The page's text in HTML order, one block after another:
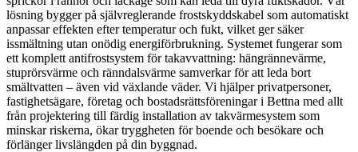
lösning bygger på självreglerande frostskyddskabel som automatiskt
anpassar effekten efter temperatur och fukt, vilket ger säker
issmältning utan onödig energiförbrukning. Systemet fungerar som
ett komplett antifrostsystem för takavvattning: hängrännevärme,
stuprörsvärme och ränndalsvärme samverkar för att leda bort
smältvatten – även vid växlande väder. Vi hjälper privatpersoner,
fastighetsägare, företag och bostadsrättsföreningar i Bettna med allt
från projektering till färdig installation av takvärmesystem som
minskar riskerna, ökar tryggheten för boende och besökare och
förlänger livslängden på din byggnad.